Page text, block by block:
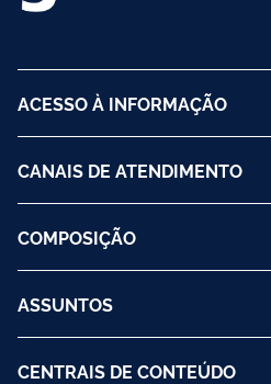
ACESSO À INFORMAÇÃO
CANAIS DE ATENDIMENTO
COMPOSIÇÃO
ASSUNTOS
CENTRAIS DE CONTEÚDO